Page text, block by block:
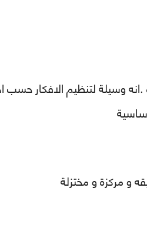
وسيلة لتنظيم الافكار حسب
و مركزة و مختزلة